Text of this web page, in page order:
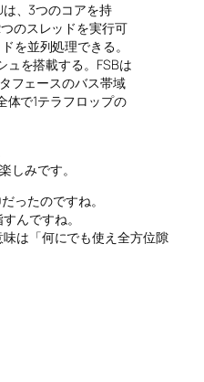
、3つのコアを持
のスレッドを実行可
を並列処理できる。
ュを搭載する。FSBは
フェースのバス帯域
体で1テラフロップの
しみです。
ったのですね。
んですね。
は「何にでも使え全方位隙